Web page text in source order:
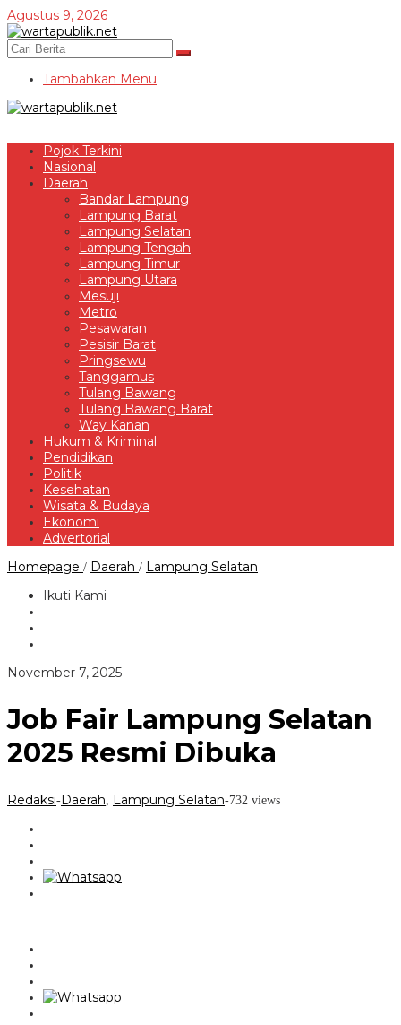
Lewati
ke
konten
Agustus 9, 2026
Tambahkan Menu
Pojok Terkini
Nasional
Daerah
Bandar Lampung
Lampung Barat
Lampung Selatan
Lampung Tengah
Lampung Timur
Lampung Utara
Mesuji
Metro
Pesawaran
Pesisir Barat
Pringsewu
Tanggamus
Tulang Bawang
Tulang Bawang Barat
Way Kanan
Hukum & Kriminal
Pendidikan
Politik
Kesehatan
Wisata & Budaya
Ekonomi
Advertorial
Homepage / Daerah / Lampung Selatan
Ikuti Kami
November 7, 2025oleh
Job Fair Lampung Selatan
2025 Resmi Dibuka
Redaksi-Daerah Lampung Selatan-732 views